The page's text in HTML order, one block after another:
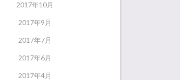
2017年10月
2017年9月
2017年7月
2017年6月
2017年4月